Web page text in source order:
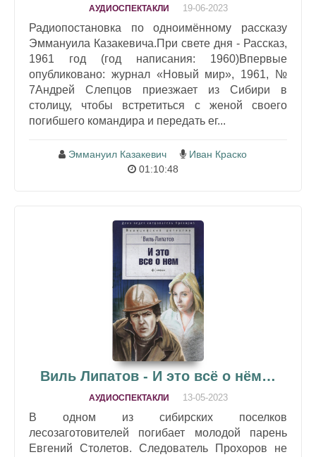
АУДИОСПЕКТАКЛИ 19-06-2023
Радиопостановка по одноимённому рассказу
Эммануила Казакевича.При свете дня - Рассказ,
1961 год (год написания: 1960)Впервые
опубликовано: журнал «Новый мир», 1961, №
7Андрей Слепцов приезжает из Сибири в
столицу, чтобы встретиться с женой своего
погибшего командира и передать ег...
Эммануил Казакевич
Иван Краско
01:10:48
Виль Липатов - И это всё о нём…
АУДИОСПЕКТАКЛИ 13-05-2023
В одном из сибирских поселков
лесозаготовителей погибает молодой парень
Евгений Столетов. Следователь Прохоров не